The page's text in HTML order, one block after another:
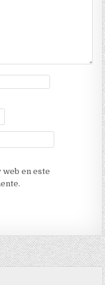
en este